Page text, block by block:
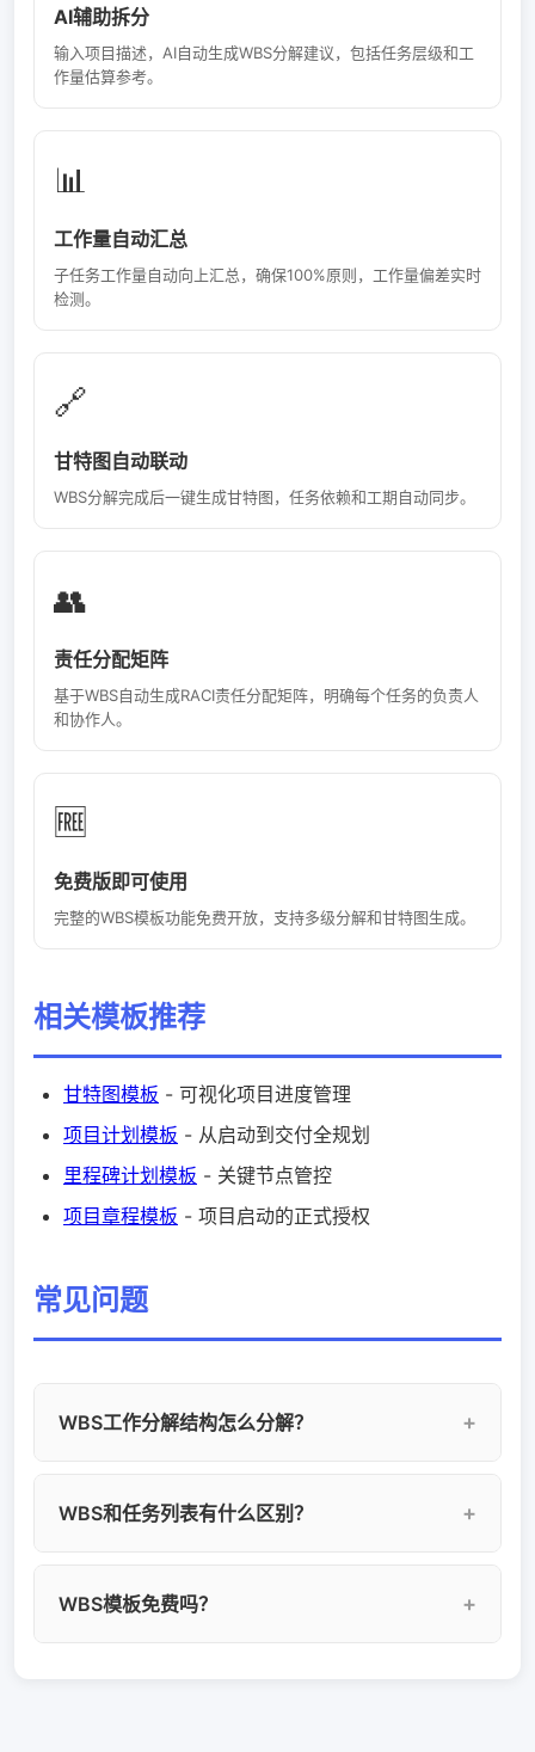
AI辅助拆分
输入项目描述，AI自动生成WBS分解建议，包括任务层级和工
作量估算参考。
📊
工作量自动汇总
子任务工作量自动向上汇总，确保100%原则，工作量偏差实时
检测。
🔗
甘特图自动联动
WBS分解完成后一键生成甘特图，任务依赖和工期自动同步。
👥
责任分配矩阵
基于WBS自动生成RACI责任分配矩阵，明确每个任务的负责人
和协作人。
🆓
免费版即可使用
完整的WBS模板功能免费开放，支持多级分解和甘特图生成。
相关模板推荐
甘特图模板 - 可视化项目进度管理
项目计划模板 - 从启动到交付全规划
里程碑计划模板 - 关键节点管控
项目章程模板 - 项目启动的正式授权
常见问题
WBS工作分解结构怎么分解？
按生命周期阶段分解；2）按交付物分解——将项
项目按功能组件分解。建议分解到8-80小时的工
WBS和任务列表有什么区别？
作包归属，遵循100%原则（上层任务等于所有子
WBS模板免费吗？